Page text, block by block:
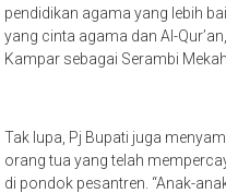
pendidikan agama yang lebih
yang cinta agama dan Al-
Kampar sebagai Serambi
Tak lupa, Pj Bupati juga
orang tua yang telah
di pondok pesantren. “Anak-